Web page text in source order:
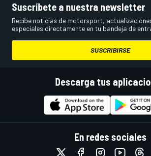
Suscríbete a nuestra newsletter
Recibe noticias de motorsport,
especiales directamente en tu bandeja de
SUSCRIBIRSE
Descarga tus
En redes sociales